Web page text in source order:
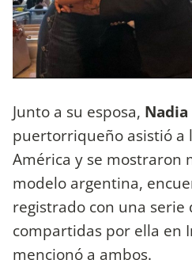
Junto a su esposa,
puertorriqueño asistió a
América y se mostraron
modelo argentina,
registrado con una serie
compartidas por ella en
mencionó a ambos.